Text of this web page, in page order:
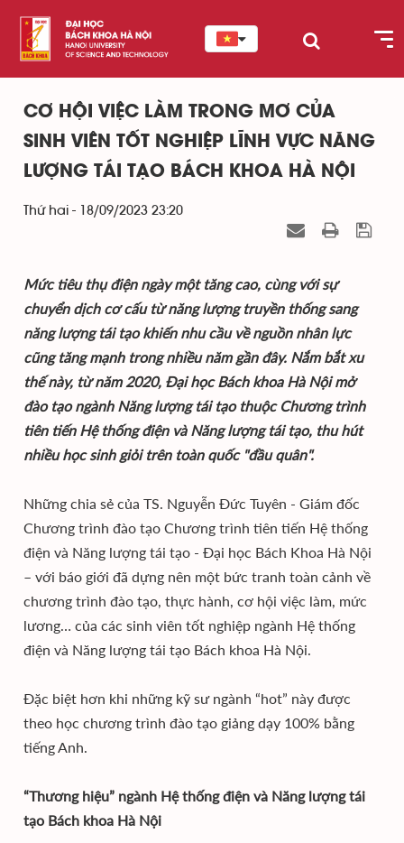
CƠ HỘI VIỆC LÀM TRONG MƠ CỦA
SINH VIÊN TỐT NGHIỆP LĨNH VỰC NĂNG
LƯỢNG TÁI TẠO BÁCH KHOA HÀ NỘI
Thứ hai - 18/09/2023 23:20
Mức tiêu thụ điện ngày một tăng cao, cùng với sự
chuyển dịch cơ cấu từ năng lượng truyền thống sang
năng lượng tái tạo khiến nhu cầu về nguồn nhân lực
cũng tăng mạnh trong nhiều năm gần đây. Nắm bắt xu
thế này, từ năm 2020, Đại học Bách khoa Hà Nội mở
đào tạo ngành Năng lượng tái tạo thuộc Chương trình
tiên tiến Hệ thống điện và Năng lượng tái tạo, thu hút
nhiều học sinh giỏi trên toàn quốc "đầu quân".
Những chia sẻ của TS. Nguyễn Đức Tuyên - Giám đốc
Chương trình đào tạo Chương trình tiên tiến Hệ thống
điện và Năng lượng tái tạo - Đại học Bách Khoa Hà Nội
– với báo giới đã dựng nên một bức tranh toàn cảnh về
chương trình đào tạo, thực hành, cơ hội việc làm, mức
lương… của các sinh viên tốt nghiệp ngành Hệ thống
điện và Năng lượng tái tạo Bách khoa Hà Nội.
Đặc biệt hơn khi những kỹ sư ngành “hot” này được
theo học chương trình đào tạo giảng dạy 100% bằng
tiếng Anh.
“Thương hiệu” ngành Hệ thống điện và Năng lượng tái
tạo Bách khoa Hà Nội